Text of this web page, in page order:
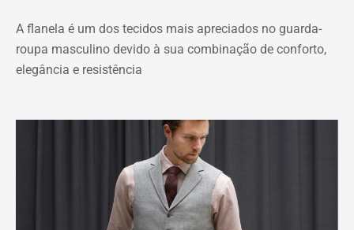
A flanela é um dos tecidos mais apreciados no guarda-
roupa masculino devido à sua combinação de conforto,
elegância e resistência